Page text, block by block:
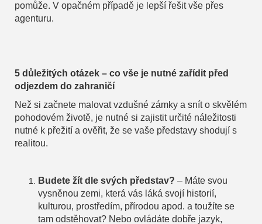
pomůže. V opačném případě je lepší řešit vše přes
agenturu.
5 důležitých otázek – co vše je nutné zařídit před
odjezdem do zahraničí
Než si začnete malovat vzdušné zámky a snít o skvělém
pohodovém životě, je nutné si zajistit určité náležitosti
nutné k přežití a ověřit, že se vaše představy shodují s
realitou.
Budete žít dle svých představ? – Máte svou
vysněnou zemi, která vás láká svojí historií,
kulturou, prostředím, přírodou apod. a toužíte se
tam odstěhovat? Nebo ovládáte dobře jazyk,